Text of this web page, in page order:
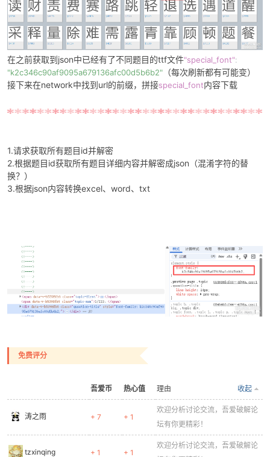
在之前获取到json中已经有了不同题目的ttf文件"special_font":
"k2c346c90af9095a679136afc00d5b6b2" （每次刷新都有可能变）
接下来在network中找到url的前缀，拼接special_font内容下载
1.请求获取所有题目id并解密
2.根据题目id获取所有题目详细内容并解密成json（混淆字符的替
换？）
3.根据json内容转换excel、word、txt
免费评分
吾爱币 热心值 收起
理由
涛之雨 + 7 + 1
欢迎分析讨论交流，吾爱破解论
坛有你更精彩！
tzxinqing + 1 + 1
欢迎分析讨论交流，吾爱破解论